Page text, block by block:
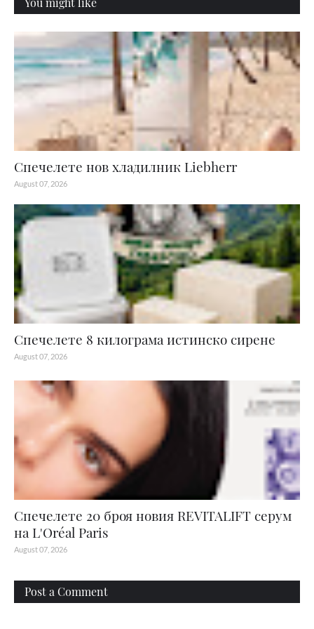
Спечелете нов хладилник Liebherr
August 07, 2026
Спечелете 8 килограма истинско сирене
August 07, 2026
Спечелете 20 броя новия REVITALIFT серум
на L'Oréal Paris
August 07, 2026
Post a Comment